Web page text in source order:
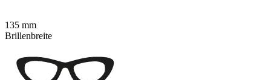
135 mm
Brillenbreite